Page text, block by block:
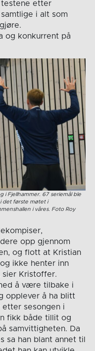
etter
i alt som
og konkurrent på
i Fjellhammer. 67 seriemål ble
det første møtet i
i våres. Foto Roy
opp gjennom
og flott at Kristian
ikke henter inn
sier Kristoffer.
å være tilbake i
opplever å ha blitt
sesongen i
fikk både tillit og
samvittigheten. Da
sa han blant annet til